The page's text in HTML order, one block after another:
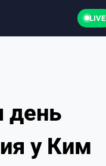
LIVE
день
у Ким